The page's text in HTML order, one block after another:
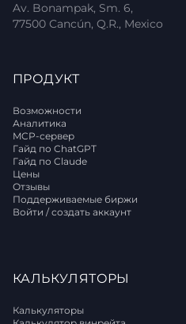
Av. Bonampak, Sm. 6,
77500 Cancún, Q.R., Mexico
ПРОДУКТ
Возможности
Аналитика
MCP-сервер
Гайд по ChatGPT
Гайд по Claude
Цены
Отзывы
Поддерживаемые биржи
Войти / создать аккаунт
КАЛЬКУЛЯТОРЫ
Калькуляторы